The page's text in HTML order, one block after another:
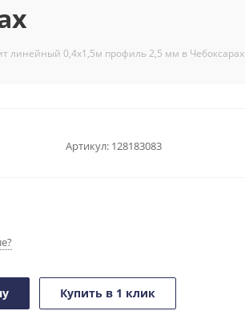
линейный 0,4х1,5м профиль 2,5 мм в Чебоксарах
Артикул: 128183083
Купить в 1 клик